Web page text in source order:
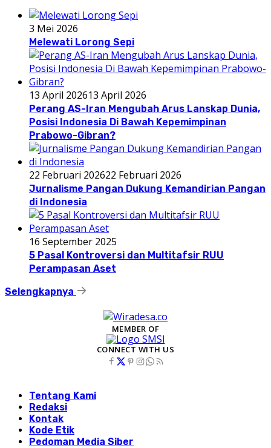
3 Mei 2026
Melewati Lorong Sepi
13 April 202613 April 2026
Perang AS-Iran Mengubah Arus Lanskap Dunia,
Posisi Indonesia Di Bawah Kepemimpinan
Prabowo-Gibran?
22 Februari 202622 Februari 2026
Jurnalisme Pangan Dukung Kemandirian Pangan
di Indonesia
16 September 2025
5 Pasal Kontroversi dan Multitafsir RUU
Perampasan Aset
Selengkapnya
MEMBER OF
CONNECT WITH US
Tentang Kami
Redaksi
Kontak
Kode Etik
Pedoman Media Siber